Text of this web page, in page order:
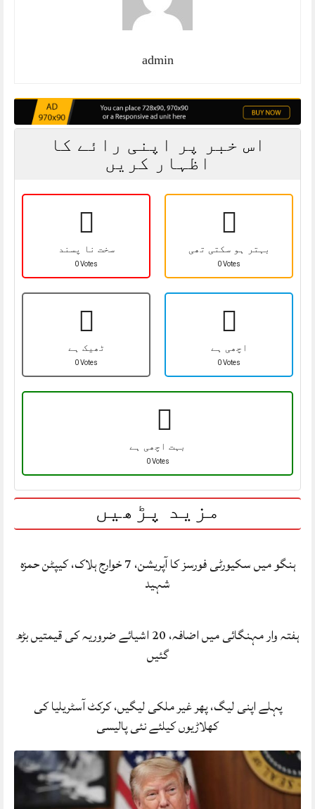
admin
اس خبر پر اپنی رائے کا
اظہار کریں
سخت نا پسند
0 Votes
بہتر ہو سکتی تھی
0 Votes
ٹھیک ہے
0 Votes
اچھی ہے
0 Votes
بہت اچھی ہے
0 Votes
مزید پڑھیں
ہنگو میں سکیورٹی فورسز کا آپریشن، 7 خوارج ہلاک، کیپٹن حمزہ
شہید
ہفتہ وار مہنگائی میں اضافہ، 20 اشیائے ضروریہ کی قیمتیں بڑھ
گئیں
پہلے اپنی لیگ، پھر غیر ملکی لیگیں، کرکٹ آسٹریلیا کی
کھلاڑیوں کیلئے نئی پالیسی